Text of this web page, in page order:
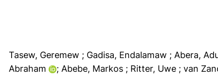
Tasew, Geremew ; Gadisa, Endalamaw ; Abera,
Abraham
; Abebe, Markos ; Ritter, Uwe ; van